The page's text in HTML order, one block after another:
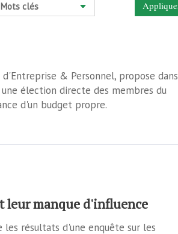
Mots clés
& Personnel, propose dans
élection directe des membres du
d'un budget propre.
leur manque d'influence
résultats d'une enquête sur les